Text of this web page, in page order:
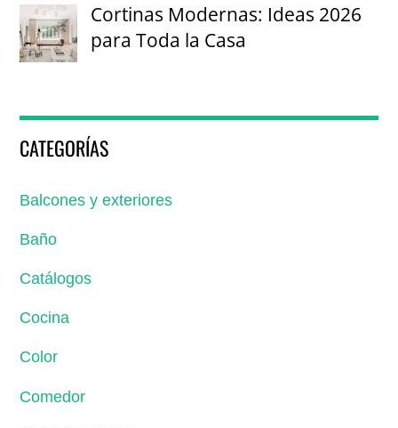
Cortinas Modernas: Ideas 2026
para Toda la Casa
CATEGORÍAS
Balcones y exteriores
Baño
Catálogos
Cocina
Color
Comedor